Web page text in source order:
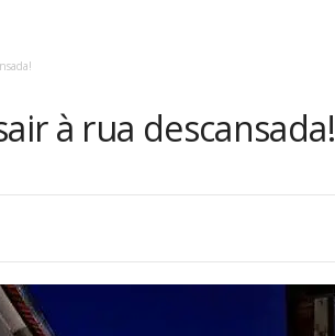
à rua descansada!